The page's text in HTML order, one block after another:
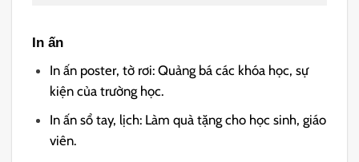
In ấn
In ấn poster, tờ rơi: Quảng bá các khóa học, sự
kiện của trường học.
In ấn sổ tay, lịch: Làm quà tặng cho học sinh, giáo
viên.